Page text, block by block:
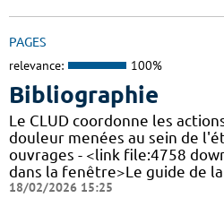
PAGES
relevance: 100%
Bibliographie
Le CLUD coordonne les
douleur menées au sein de
ouvrages - <link file:4758
dans la fenêtre>Le guide de la
18/02/2026 15:25